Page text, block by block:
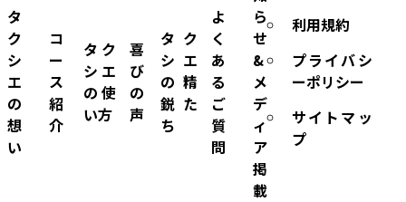
タ
ク
シ
エ
の
想
い
コ
ー
ス
紹
介
タク
シエ
の使
い方
喜
び
の
声
タク
シエ
の精
鋭た
ち
よ
く
あ
る
ご
質
問
ら
せ
&
メ
デ
ィ
ア
掲
載
利用規約
プライバシ
ーポリシー
サイトマッ
プ